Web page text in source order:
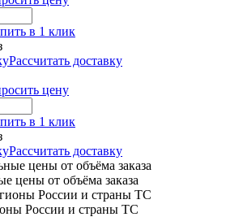
в 1 клик
Рассчитать доставку
цену
в 1 клик
Рассчитать доставку
цены от объёма заказа
России и страны ТС